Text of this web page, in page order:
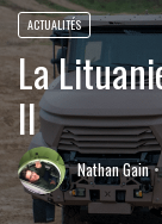
ACTUALITÉS
La
II
Nathan Gain